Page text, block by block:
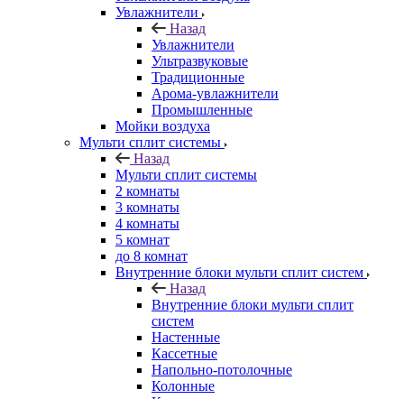
Увлажнители
Назад
Увлажнители
Ультразвуковые
Традиционные
Арома-увлажнители
Промышленные
Мойки воздуха
Мульти сплит системы
Назад
Мульти сплит системы
2 комнаты
3 комнаты
4 комнаты
5 комнат
до 8 комнат
Внутренние блоки мульти сплит систем
Назад
Внутренние блоки мульти сплит
систем
Настенные
Кассетные
Напольно-потолочные
Колонные